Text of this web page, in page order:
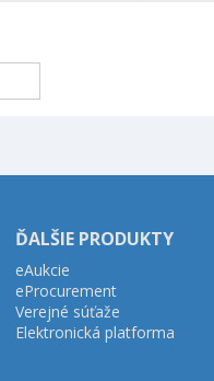
ĎALŠIE PRODUKTY
eAukcie
eProcurement
Verejné súťaže
Elektronická platforma